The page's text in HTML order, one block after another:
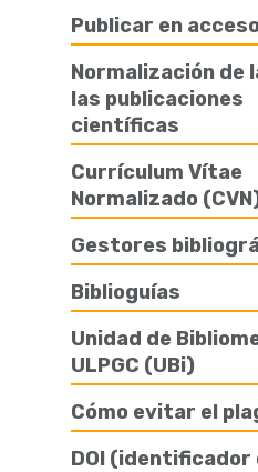
navegación
Publicar en
Normalización de
las publicaciones
científicas
Currículum Vítae
Normalizado
Gestores
Biblioguías
Unidad de
ULPGC (UBi)
Cómo evitar el
DOI (identificador